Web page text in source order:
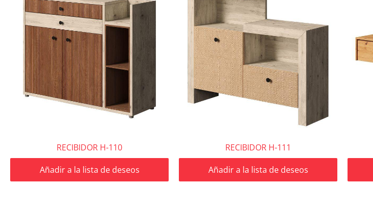
RECIBIDOR H-110
Añadir a la lista de deseos
RECIBIDOR H-111
Añadir a la lista de deseos